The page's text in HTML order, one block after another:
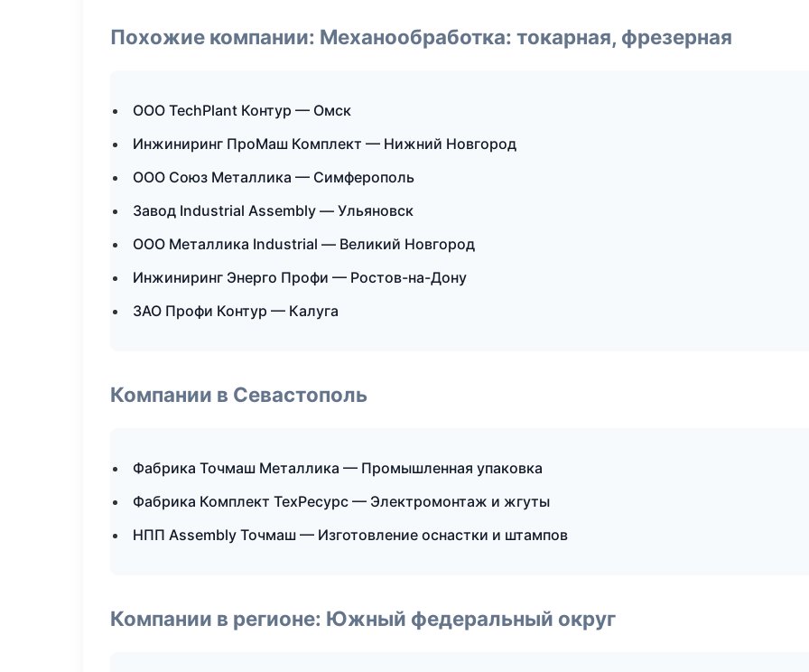
Похожие компании: Механообработка: токарная, фрезерная
ООО TechPlant Контур — Омск
Инжиниринг ПроМаш Комплект — Нижний Новгород
ООО Союз Металлика — Симферополь
Завод Industrial Assembly — Ульяновск
ООО Металлика Industrial — Великий Новгород
Инжиниринг Энерго Профи — Ростов-на-Дону
ЗАО Профи Контур — Калуга
Компании в Севастополь
Фабрика Точмаш Металлика — Промышленная упаковка
Фабрика Комплект ТехРесурс — Электромонтаж и жгуты
НПП Assembly Точмаш — Изготовление оснастки и штампов
Компании в регионе: Южный федеральный округ